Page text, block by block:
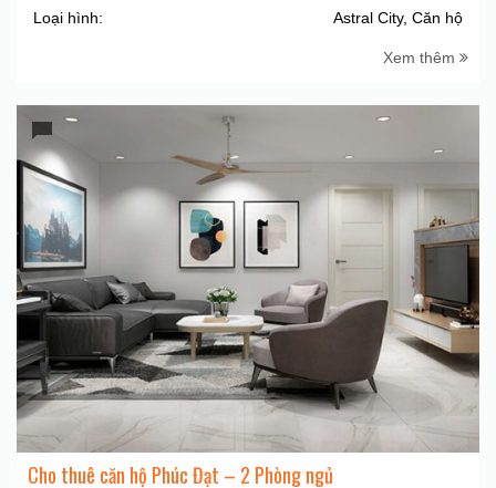
Loại hình: Astral City, Căn hộ
Xem thêm
Cho thuê căn hộ Phúc Đạt – 2 Phòng ngủ